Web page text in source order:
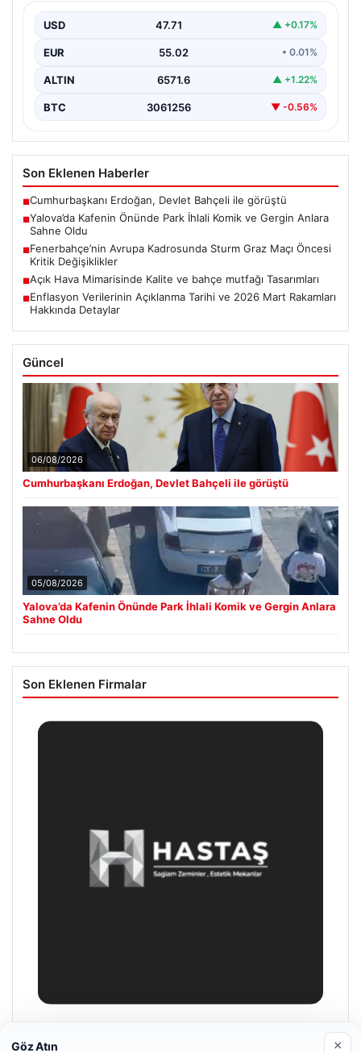
Mahallesi Ufuk Sokak’ta bulunan bir kafede çalışan…
USD 47.71 ▲ +0.17%
EUR 55.02 • 0.01%
ALTIN 6571.6 ▲ +1.22%
BTC 3061256 ▼ -0.56%
Son Eklenen Haberler
■Cumhurbaşkanı Erdoğan, Devlet Bahçeli ile görüştü
■Yalova’da Kafenin Önünde Park İhlali Komik ve Gergin Anlara
Sahne Oldu
■Fenerbahçe’nin Avrupa Kadrosunda Sturm Graz Maçı Öncesi
Kritik Değişiklikler
■Açık Hava Mimarisinde Kalite ve bahçe mutfağı Tasarımları
■Enflasyon Verilerinin Açıklanma Tarihi ve 2026 Mart Rakamları
Hakkında Detaylar
Güncel
06/08/2026
Cumhurbaşkanı Erdoğan, Devlet Bahçeli ile görüştü
05/08/2026
Yalova’da Kafenin Önünde Park İhlali Komik ve Gergin Anlara
Sahne Oldu
Son Eklenen Firmalar
Hastaş Beton
Göz Atın ×